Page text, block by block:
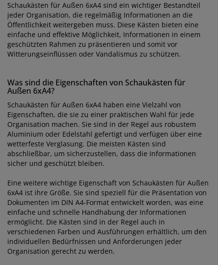
Schaukästen für Außen 6xA4 sind ein wichtiger Bestandteil
jeder Organisation, die regelmäßig Informationen an die
Öffentlichkeit weitergeben muss. Diese Kästen bieten eine
einfache und effektive Möglichkeit, Informationen in einem
geschützten Rahmen zu präsentieren und somit vor
Witterungseinflüssen oder Vandalismus zu schützen.
Was sind die Eigenschaften von Schaukästen für
Außen 6xA4?
Schaukästen für Außen 6xA4 haben eine Vielzahl von
Eigenschaften, die sie zu einer praktischen Wahl für jede
Organisation machen. Sie sind in der Regel aus robustem
Aluminium oder Edelstahl gefertigt und verfügen über eine
wetterfeste Verglasung. Die meisten Kästen sind
abschließbar, um sicherzustellen, dass die Informationen
sicher und geschützt bleiben.
Eine weitere wichtige Eigenschaft von Schaukästen für Außen
6xA4 ist ihre Größe. Sie sind speziell für die Präsentation von
Dokumenten im DIN A4-Format entwickelt worden, was eine
einfache und schnelle Handhabung der Informationen
ermöglicht. Die Kästen sind in der Regel auch in
verschiedenen Farben und Ausführungen erhältlich, um den
individuellen Bedürfnissen und Anforderungen jeder
Organisation gerecht zu werden.